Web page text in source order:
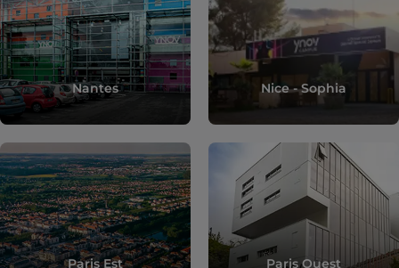
Nantes Nice - Sophia
Paris Est Paris Ouest